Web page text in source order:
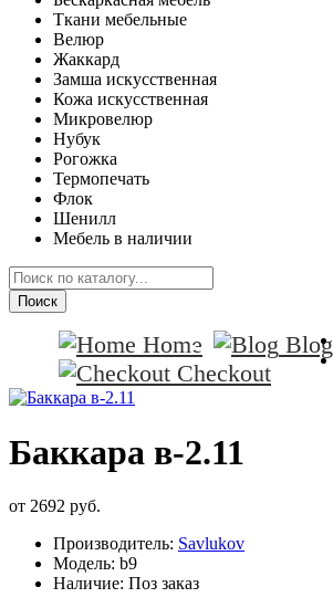
Ткани мебельные
Велюр
Жаккард
Замша искусственная
Кожа искусственная
Микровелюр
Нубук
Рогожка
Термопечать
Флок
Шенилл
Мебель в наличии
Поиск
Home
Blog
Checkout
Баккара в-2.11
от 2692 руб.
Производитель: Savlukov
Модель: b9
Наличие: Поз заказ